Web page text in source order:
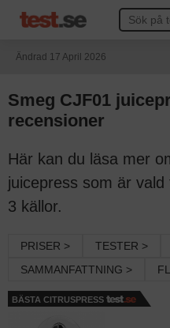
Ändrad 17 April 2026
Smeg CJF01
recensioner
Här kan du läsa mer
juicepress som är
3 källor.
PRISER > TESTER >
SAMMANFATTNING >
BÄSTA CITRUSPRESS